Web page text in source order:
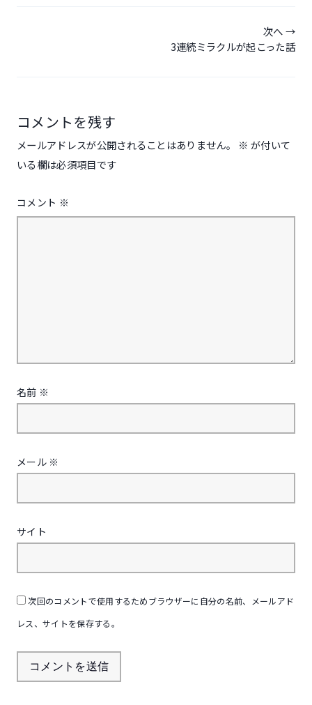
ン
次へ
3連続ミラクルが起こった話
コメントを残す
メールアドレスが公開されることはありません。 ※ が付いて
いる欄は必須項目です
コメント ※
名前 ※
メール ※
サイト
次回のコメントで使用するためブラウザーに自分の名前、メールアド
レス、サイトを保存する。